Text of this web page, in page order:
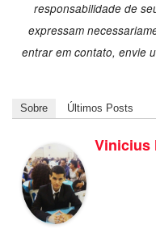
responsabilidade de
expressam
entrar em contato, envie
Sobre Últimos Posts
Vinicius